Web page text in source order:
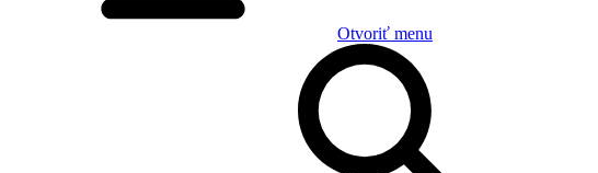
Otvoriť menu